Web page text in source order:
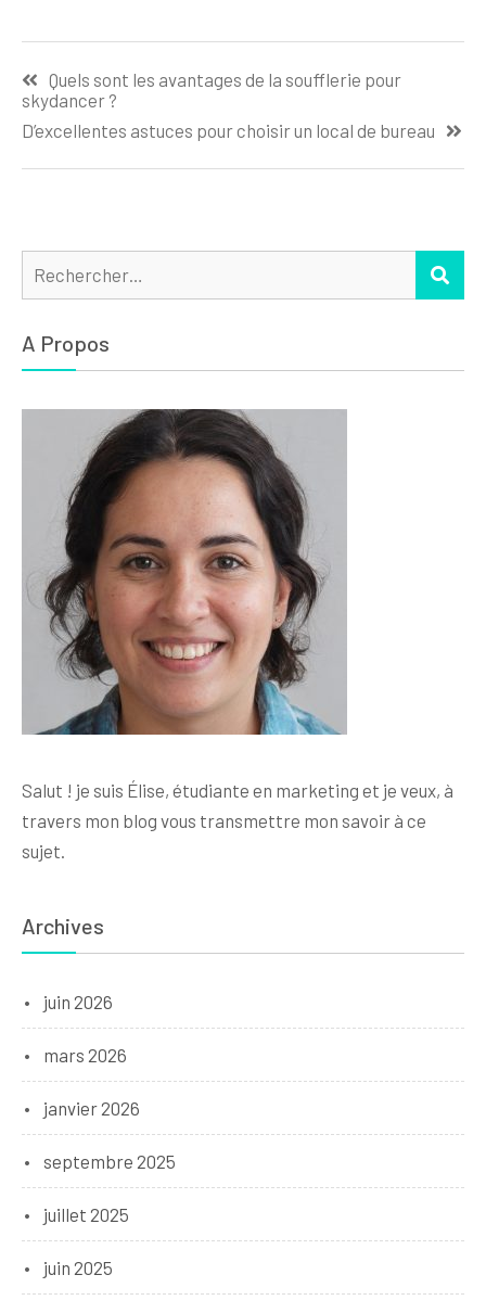
entreprise est-
?
limitée ?
de
l’article
Quels sont les avantages de la soufflerie pour
skydancer ?
D’excellentes astuces pour choisir un local de bureau
Rechercher :
A Propos
Salut ! je suis Élise, étudiante en marketing et je veux, à
travers mon blog vous transmettre mon savoir à ce
sujet.
Archives
juin 2026
mars 2026
janvier 2026
septembre 2025
juillet 2025
juin 2025